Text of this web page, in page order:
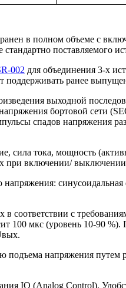
в полном объеме с
поставляемого
002 для объединения 3-х
поддерживать ранее
выходной
бортовой сети
спадов напряжения
сила тока, мощность
при включении/
синусоидальная
в соответствии с
100 мкс (уровень 10-90
подъема напряжения путем
IO (Analog Control).